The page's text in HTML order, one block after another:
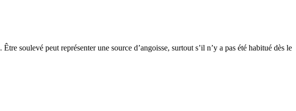
soulevé peut représenter une source d’angoisse, surtout s’il n’y a pas été habitué dès le